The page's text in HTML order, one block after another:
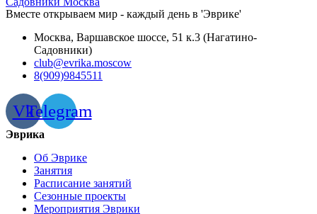
Вместе открываем мир - каждый день в 'Эврике'
Москва, Варшавское шоссе, 51 к.3 (Нагатино-
Садовники)
club@evrika.moscow
8(909)9845511
VkTelegram
Эврика
Об Эврике
Занятия
Расписание занятий
Сезонные проекты
Мероприятия Эврики